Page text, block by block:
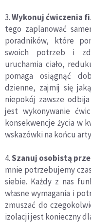
3.Wykonuj ćwiczenia
tego zaplanować
poradników, które
swoich potrzeb i
uruchamia ciało,
pomaga osiągnąć
dzienne, zajmij się
niepokój zawsze
jest wykonywanie
konsekwencje życia w
wskazówki na końcu
4.Szanuj osobistą
mnie potrzebujemy
siebie. Każdy z nas
własne wymagania i
zmuszać do
izolacji jest konieczny